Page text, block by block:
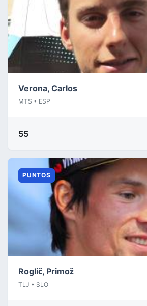
Verona, Carlos
MTS • ESP
55
PUNTOS
Roglič, Primož
TLJ • SLO